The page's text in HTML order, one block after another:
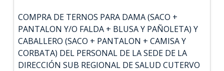
COMPRA DE TERNOS PARA DAMA (SACO +
PANTALON Y/O FALDA + BLUSA Y PAÑOLETA) Y
CABALLERO (SACO + PANTALON + CAMISA Y
CORBATA) DEL PERSONAL DE LA SEDE DE LA
DIRECCIÓN SUB REGIONAL DE SALUD CUTERVO